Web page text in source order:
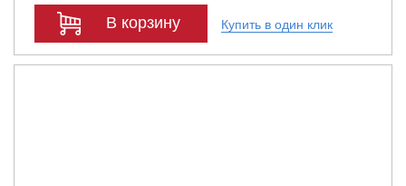
В корзину Купить в один клик